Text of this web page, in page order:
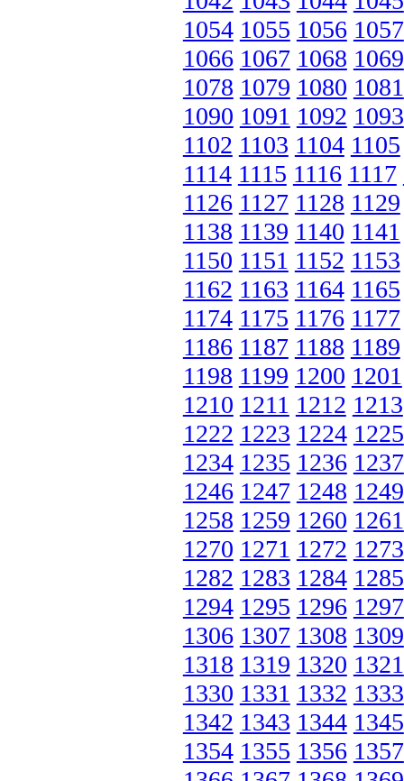
1054 1055 1056 1057
1066 1067 1068 1069
1078 1079 1080 1081
1090 1091 1092 1093
1102 1103 1104 1105
1114 1115 1116 1117
1126 1127 1128 1129
1138 1139 1140 1141
1150 1151 1152 1153
1162 1163 1164 1165
1174 1175 1176 1177
1186 1187 1188 1189
1198 1199 1200 1201
1210 1211 1212 1213
1222 1223 1224 1225
1234 1235 1236 1237
1246 1247 1248 1249
1258 1259 1260 1261
1270 1271 1272 1273
1282 1283 1284 1285
1294 1295 1296 1297
1306 1307 1308 1309
1318 1319 1320 1321
1330 1331 1332 1333
1342 1343 1344 1345
1354 1355 1356 1357